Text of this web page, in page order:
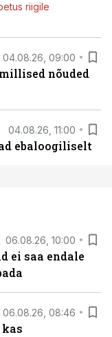
riigile
04.08.26, 09:00
nõuded
04.08.26, 11:00
ebaloogiliselt
06.08.26, 10:00
ei saa endale
06.08.26, 08:46